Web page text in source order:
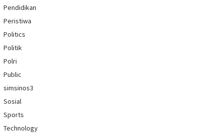
Pendidikan
Peristiwa
Politics
Politik
Polri
Public
simsinos3
Sosial
Sports
Technology